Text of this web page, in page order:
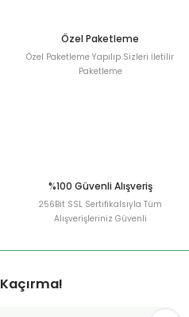
Özel Paketleme
Özel Paketleme Yapılıp Sizleri İletilir
Paketleme
%100 Güvenli Alışveriş
256Bit SSL Sertifikalsıyla Tüm
Alışverişleriniz Güvenli